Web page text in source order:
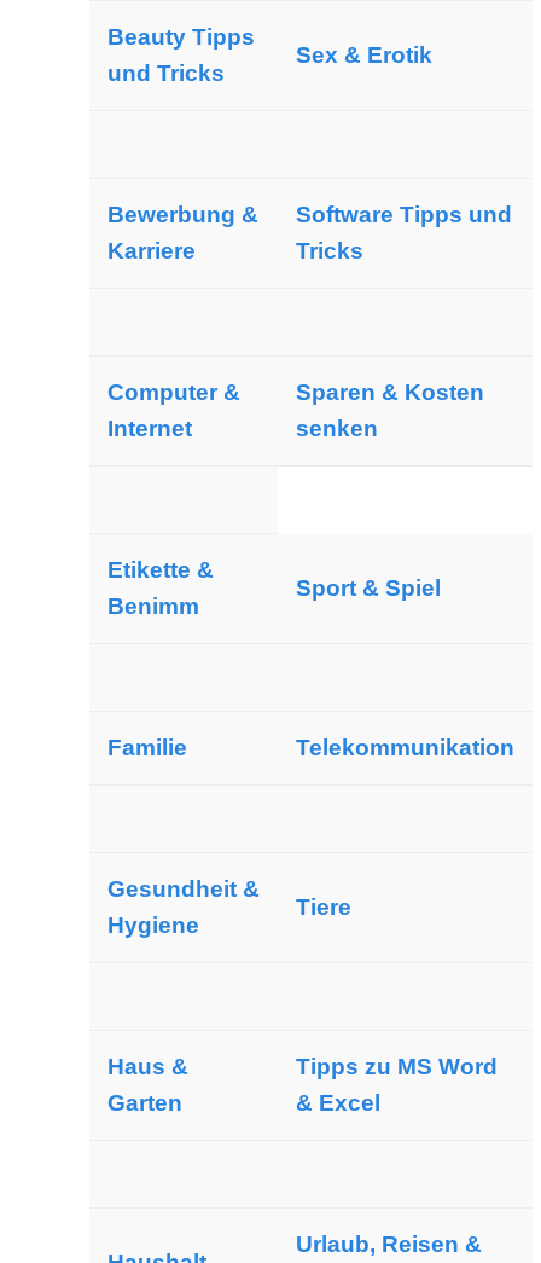
Beauty Tipps
und Tricks
Sex & Erotik
Bewerbung &
Karriere
Software Tipps und
Tricks
Computer &
Internet
Sparen & Kosten
senken
Etikette &
Benimm
Sport & Spiel
Familie Telekommunikation
Gesundheit &
Hygiene
Tiere
Haus &
Garten
Tipps zu MS Word
& Excel
Urlaub, Reisen &